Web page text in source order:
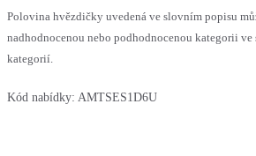
Polovina hvězdičky uvedená ve slovním popisu
nadhodnocenou nebo podhodnocenou kategorii
kategorií.
Kód nabídky: AMTSES1D6U